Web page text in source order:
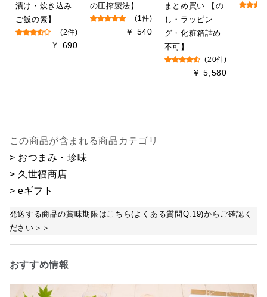
漬け・炊き込み
ご飯の素】
(2件)
￥ 690
の圧搾製法】
(1件)
￥ 540
まとめ買い 【の
し・ラッピン
グ・化粧箱詰め
不可】
(20件)
￥ 5,580
この商品が含まれる商品カテゴリ
> おつまみ・珍味
> 久世福商店
> eギフト
発送する商品の賞味期限はこちら(よくある質問Q.19)からご確認く
ださい＞＞
おすすめ情報